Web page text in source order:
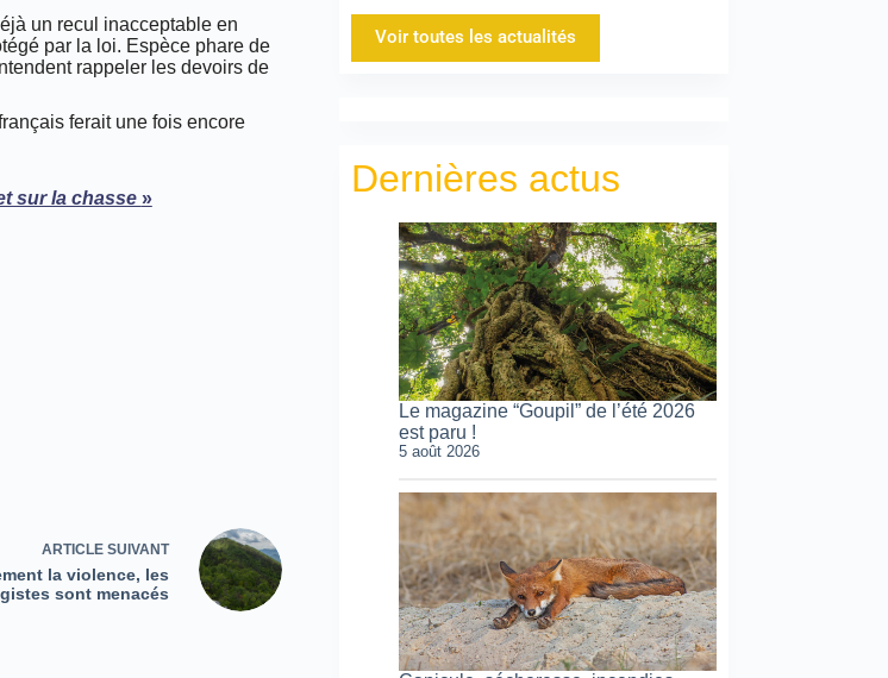
un recul inacceptable en
par la loi. Espèce phare de
rappeler les devoirs de
ferait une fois encore
sur la chasse »
ARTICLESUIVANT
la violence, les
sont menacés
Voir toutes les actualités
Dernières actus
Le magazine “Goupil” de l’été 2026
est paru !
5 août 2026